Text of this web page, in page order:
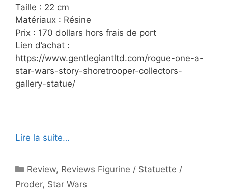
Taille : 22 cm
Matériaux : Résine
Prix : 170 dollars hors frais de port
Lien d’achat :
https://www.gentlegiantltd.com/rogue-one-a-
star-wars-story-shoretrooper-collectors-
gallery-statue/
Lire la suite…
Catégories
Review, Reviews Figurine / Statuette /
Proder, Star Wars